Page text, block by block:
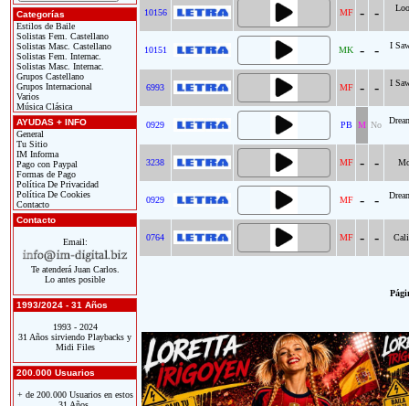
Categorías
Estilos de Baile
Solistas Fem. Castellano
Solistas Masc. Castellano
Solistas Fem. Internac.
Solistas Masc. Internac.
Grupos Castellano
Grupos Internacional
Varios
Música Clásica
AYUDAS + INFO
General
Tu Sitio
IM Informa
Pago con Paypal
Formas de Pago
Política De Privacidad
Política De Cookies
Contacto
Contacto
Email:
Te atenderá Juan Carlos.
Lo antes posible
1993/2024 - 31 Años
1993 - 2024
31 Años sirviendo Playbacks y
Midi Files
200.000 Usuarios
+ de 200.000 Usuarios en estos
10156 MF - -
10151 MK - - I
6993 MF - - I
0929 PB M No
3238 MF - -
0929 MF - -
0764 MF - -